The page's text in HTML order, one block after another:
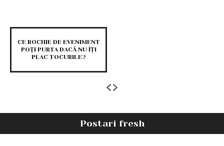
CE ROCHIE DE EVENIMENT
POȚI PURTA DACĂ NU ÎȚI
PLAC TOCURILE?
Postari fresh